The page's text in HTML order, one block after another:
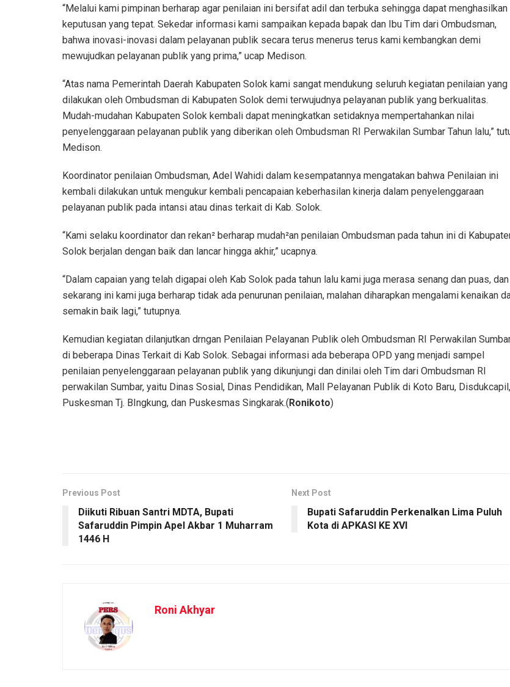
“Melalui kami pimpinan berharap agar penilaian ini bersifat adil dan terbuka sehingga dapat menghasilkan
keputusan yang tepat. Sekedar informasi kami sampaikan kepada bapak dan Ibu Tim dari Ombudsman,
bahwa inovasi-inovasi dalam pelayanan publik secara terus menerus terus kami kembangkan demi
mewujudkan pelayanan publik yang prima,” ucap Medison.
“Atas nama Pemerintah Daerah Kabupaten Solok kami sangat mendukung seluruh kegiatan penilaian yang
dilakukan oleh Ombudsman di Kabupaten Solok demi terwujudnya pelayanan publik yang berkualitas.
Mudah-mudahan Kabupaten Solok kembali dapat meningkatkan setidaknya mempertahankan nilai
penyelenggaraan pelayanan publik yang diberikan oleh Ombudsman RI Perwakilan Sumbar Tahun lalu,”
Medison.
Koordinator penilaian Ombudsman, Adel Wahidi dalam kesempatannya mengatakan bahwa Penilaian ini
kembali dilakukan untuk mengukur kembali pencapaian keberhasilan kinerja dalam penyelenggaraan
pelayanan publik pada intansi atau dinas terkait di Kab. Solok.
“Kami selaku koordinator dan rekan² berharap mudah²an penilaian Ombudsman pada tahun ini di
Solok berjalan dengan baik dan lancar hingga akhir,” ucapnya.
“Dalam capaian yang telah digapai oleh Kab Solok pada tahun lalu kami juga merasa senang dan puas, dan
sekarang ini kami juga berharap tidak ada penurunan penilaian, malahan diharapkan mengalami kenaikan
semakin baik lagi,” tutupnya.
Kemudian kegiatan dilanjutkan drngan Penilaian Pelayanan Publik oleh Ombudsman RI Perwakilan
di beberapa Dinas Terkait di Kab Solok. Sebagai informasi ada beberapa OPD yang menjadi sampel
penilaian penyelenggaraan pelayanan publik yang dikunjungi dan dinilai oleh Tim dari Ombudsman RI
perwakilan Sumbar, yaitu Dinas Sosial, Dinas Pendidikan, Mall Pelayanan Publik di Koto Baru, Disdukcapil,
Puskesman Tj. BIngkung, dan Puskesmas Singkarak.(Ronikoto)
Previous Post
Diikuti Ribuan Santri MDTA, Bupati
Safaruddin Pimpin Apel Akbar 1 Muharram
1446 H
Next Post
Bupati Safaruddin Perkenalkan Lima Puluh
Kota di APKASI KE XVI
Roni Akhyar